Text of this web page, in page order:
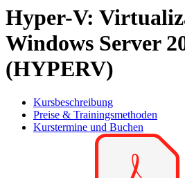
Hyper-V:
Windows Server
(HYPERV)
Kursbeschreibung
Preise & Trainingsmethoden
Kurstermine und Buchen